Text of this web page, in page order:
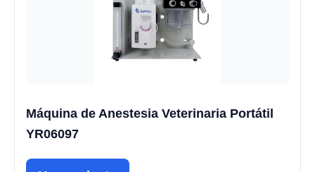
Máquina de Anestesia Veterinaria Portátil
YR06097